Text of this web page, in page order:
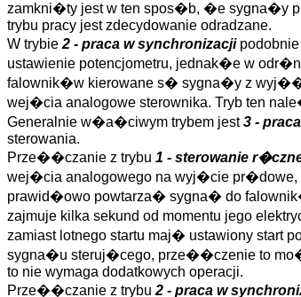
zamkni�ty jest w ten spos�b, �e sygna�y
trybu pracy jest zdecydowanie odradzane.
W trybie 2 - praca w synchronizacjipodobnie
ustawienie potencjometru, jednak�e w
falownik�w kierowane s� sygna�y z
wej�cia analogowe sterownika. Tryb ten
Generalnie w�a�ciwym trybem jest3 -
sterowania.
Prze��czanie z trybu 1 - sterowanie
wej�cia analogowego na wyj�cie pr�dowe,
prawid�owo powtarza� sygna� do
zajmuje kilka sekund od momentu jego
zamiast lotnego startu maj� ustawiony start
sygna�u steruj�cego, prze��czenie to
to nie wymaga dodatkowych operacji.
Prze��czanie z trybu 2 - praca w